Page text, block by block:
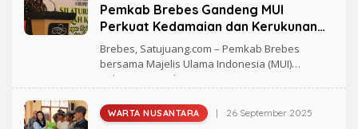
Pemkab Brebes Gandeng MUI
Perkuat Kedamaian dan Kerukunan
Warga
E
H
A
N
D
R
A
Brebes, Satujuang.com – Pemkab Brebes
bersama Majelis Ulama Indonesia (MUI)
Kabupaten Brebes
WARTA NUSANTARA | 26 September 2025
O